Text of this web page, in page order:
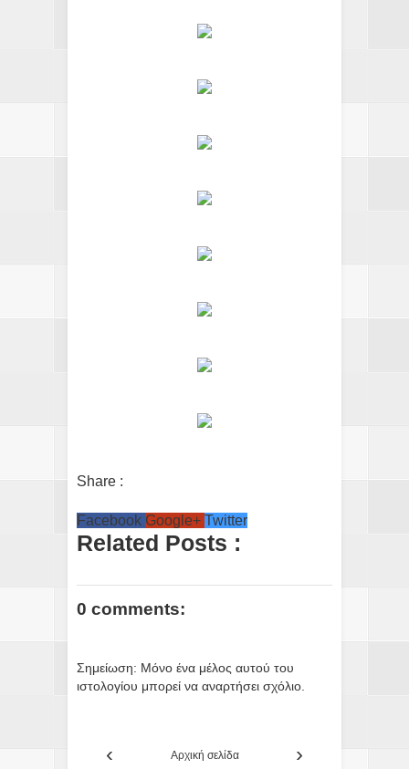
Share :
Facebook Google+ Twitter
Related Posts :
0 comments:
Σημείωση: Μόνο ένα μέλος αυτού του
ιστολογίου μπορεί να αναρτήσει σχόλιο.
‹ ›
Αρχική σελίδα